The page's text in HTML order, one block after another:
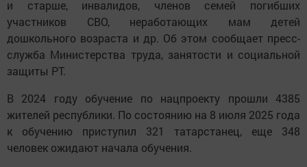
и старше, инвалидов, членов семей погибших
участников СВО, неработающих мам детей
дошкольного возраста и др. Об этом сообщает пресс-
служба Министерства труда, занятости и социальной
защиты РТ.
В 2024 году обучение по нацпроекту прошли 4385
жителей республики. По состоянию на 8 июля 2025 года
к обучению приступил 321 татарстанец, еще 348
человек ожидают начала обучения.